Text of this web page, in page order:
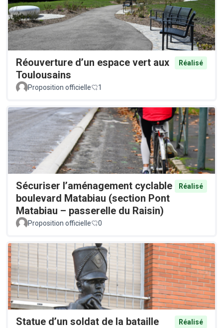
Réouverture d’un espace vert aux
Toulousains
Réalisé
Proposition officielle 1
Sécuriser l’aménagement cyclable
boulevard Matabiau (section Pont
Matabiau – passerelle du Raisin)
Réalisé
Proposition officielle 0
Statue d’un soldat de la bataille
Réalisé